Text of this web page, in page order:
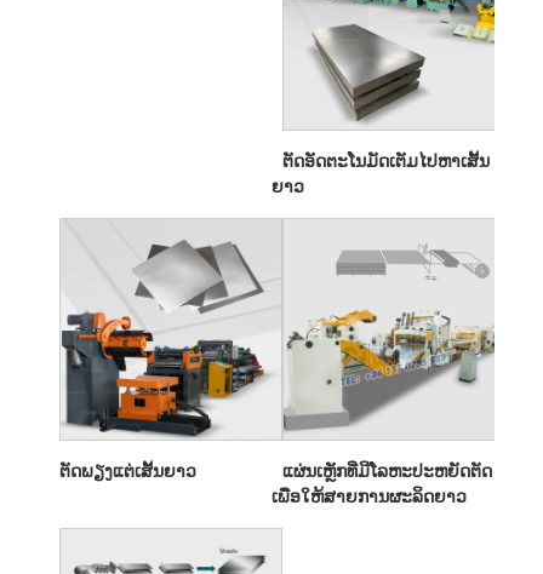
ຕັດອັດຕະໂນມັດເຕັມໄປຫາເສັ້ນ
ຍາວ
ຕັດພຽງແຕ່ເສັ້ນຍາວ
ແຜ່ນເຫຼັກທີ່ມີໂລຫະປະຫຍັດຕັດ
ເພື່ອໃຫ້ສາຍການຜະລິດຍາວ